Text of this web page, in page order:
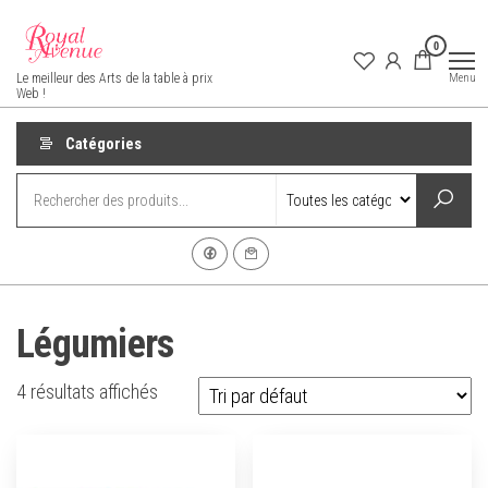
contenu
Royal Avenue
Le meilleur des Arts de la table à prix
Web !
0
Menu
Catégories
Légumiers
4 résultats affichés